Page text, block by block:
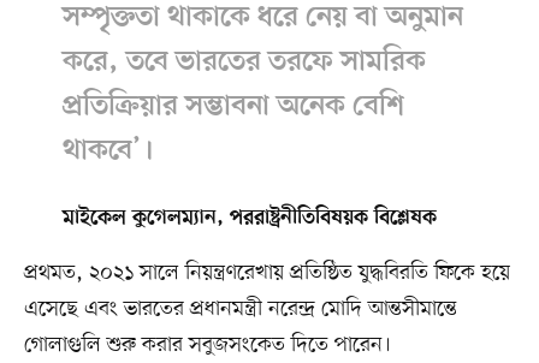
সম্পৃক্ততা থাকাকে ধরে নেয় বা অনুমান
করে, তবে ভারতের তরফে সামরিক
প্রতিক্রিয়ার সম্ভাবনা অনেক বেশি
থাকবে’।
মাইকেল কুগেলম্যান, পররাষ্ট্রনীতিবিষয়ক বিশ্লেষক
প্রথমত, ২০২১ সালে নিয়ন্ত্রণরেখায় প্রতিষ্ঠিত যুদ্ধবিরতি ফিকে হয়ে
এসেছে এবং ভারতের প্রধানমন্ত্রী নরেন্দ্র মোদি আন্তসীমান্তে
গোলাগুলি শুরু করার সবুজসংকেত দিতে পারেন।